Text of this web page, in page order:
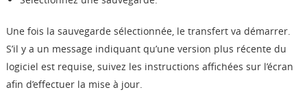
Une fois la sauvegarde sélectionnée, le transfert va démarrer.
S’il y a un message indiquant qu’une version plus récente du
logiciel est requise, suivez les instructions affichées sur l’écran
afin d’effectuer la mise à jour.